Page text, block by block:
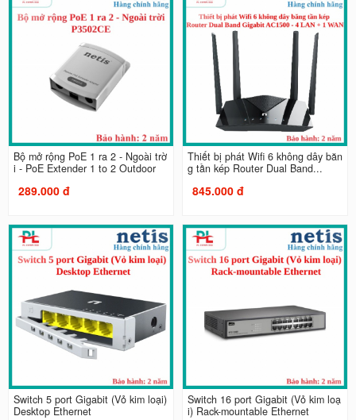
Bộ mở rộng PoE 1 ra 2 - Ngoài trờ
i - PoE Extender 1 to 2 Outdoor
289.000 đ
Thiết bị phát Wifi 6 không dây băn
g tần kép Router Dual Band...
845.000 đ
Switch 5 port Gigabit (Vỏ kim loại)
Desktop Ethernet
Switch 16 port Gigabit (Vỏ kim loạ
i) Rack-mountable Ethernet